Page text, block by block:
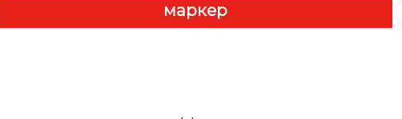
маркер